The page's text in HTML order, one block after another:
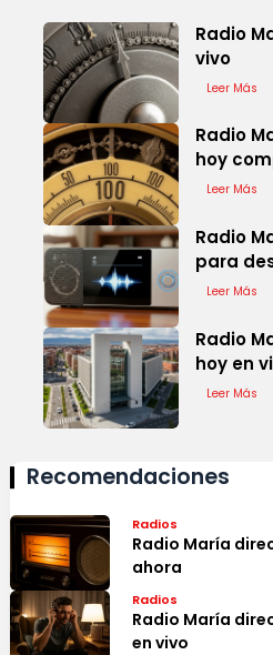
Radio
vivo
Leer Más
Radio
hoy
Leer Más
Radio
para
Leer Más
Radio
hoy en
Leer Más
Recomendaciones
Radios
Radio María
ahora
Radios
Radio María
en vivo